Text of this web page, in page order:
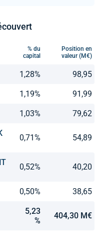
% du
capital
Position en
valeur (M€)
1,28% 98,95
1,19% 91,99
1,03% 79,62
0,71% 54,89
0,52% 40,20
0,50% 38,65
5,23
%
404,30 M€